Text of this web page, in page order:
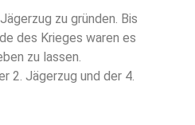
zu gründen. Bis
des Krieges waren es
zu lassen.
2. Jägerzug und der 4.